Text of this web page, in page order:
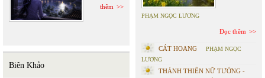
thêm
Biên Khảo
PHẠM NGỌC LƯƠNG
Đọc thêm
CÁT HOANG
PHẠM NGỌC
LƯƠNG
THÁNH THIÊN NỮ TƯỚNG -